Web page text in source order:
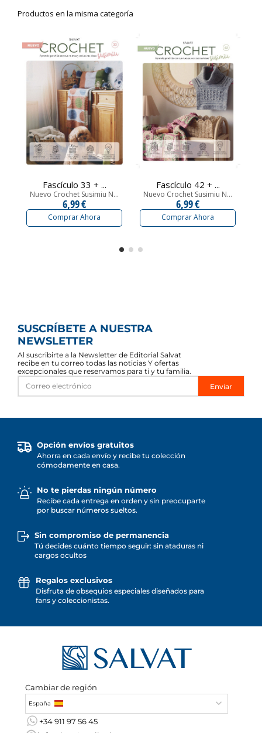
Productos en la misma categoría
Fascículo 33 + ...
Nuevo Crochet Susimiu N...
6,99 €
Comprar Ahora
Fascículo 42 + ...
Nuevo Crochet Susimiu N...
6,99 €
Comprar Ahora
SUSCRÍBETE A NUESTRA
NEWSLETTER
Al suscribirte a la Newsletter de Editorial Salvat
recibe en tu correo todas las noticias Y ofertas
excepcionales que reservamos para ti y tu familia.
Enviar
Opción envíos gratuitos
Ahorra en cada envío y recibe tu colección
cómodamente en casa.
No te pierdas ningún número
Recibe cada entrega en orden y sin preocuparte
por buscar números sueltos.
Sin compromiso de permanencia
Tú decides cuánto tiempo seguir: sin ataduras ni
cargos ocultos
Regalos exclusivos
Disfruta de obsequios especiales diseñados para
fans y coleccionistas.
Cambiar de región
España
+34 911 97 56 45